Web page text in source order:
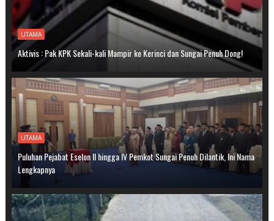
UTAMA
Aktivis : Pak KPK Sekali-kali Mampir ke Kerinci dan Sungai Penuh Dong!
UTAMA
Puluhan Pejabat Eselon II hingga IV Pemkot Sungai Penuh Dilantik, Ini Nama
Lengkapnya